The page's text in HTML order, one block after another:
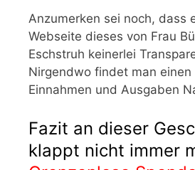
Anzumerken sei noch, dass
Webseite dieses von Frau
Eschstruh keinerlei
Nirgendwo findet man
Einnahmen und Ausgaben
Fazit an dieser
klappt nicht immer